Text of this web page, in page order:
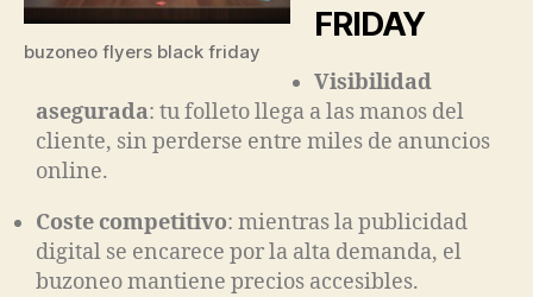
buzoneo flyers black friday
FRIDAY
Visibilidad
asegurada: tu folleto llega a las manos del
cliente, sin perderse entre miles de anuncios
online.
Coste competitivo: mientras la publicidad
digital se encarece por la alta demanda, el
buzoneo mantiene precios accesibles.